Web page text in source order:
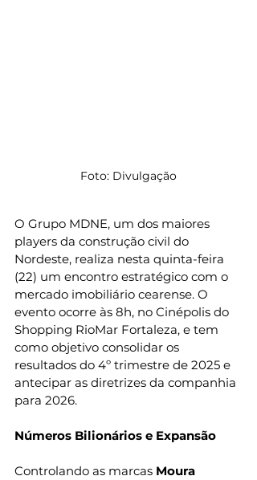
Foto: Divulgação
O Grupo MDNE, um dos maiores
players da construção civil do
Nordeste, realiza nesta quinta-feira
(22) um encontro estratégico com o
mercado imobiliário cearense. O
evento ocorre às 8h, no Cinépolis do
Shopping RioMar Fortaleza, e tem
como objetivo consolidar os
resultados do 4º trimestre de 2025 e
antecipar as diretrizes da companhia
para 2026.
Números Bilionários e Expansão
Controlando as marcas Moura